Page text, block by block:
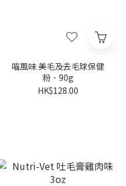
喵風味 美毛及去毛球保健
粉．90g
HK$128.00